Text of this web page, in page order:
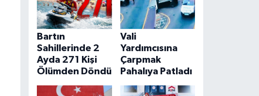
Bartın
Sahillerinde 2
Ayda 271 Kişi
Ölümden Döndü
Vali
Yardımcısına
Çarpmak
Pahalıya Patladı